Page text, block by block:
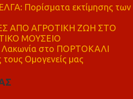
Πορίσματα εκτίμησης των
ΑΠΟ ΑΓΡΟΤΙΚΗ ΖΩΗ ΣΤΟ
ΜΟΥΣΕΙΟ
Λακωνία στο ΠΟΡΤΟΚΑΛΙ
Ομογενείς μας